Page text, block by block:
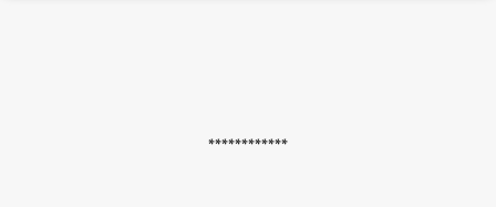
************